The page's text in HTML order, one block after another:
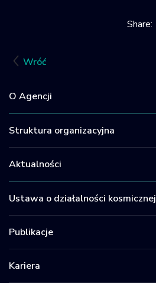
Wróć
O Agencji
Struktura organizacyjna
Aktualności
Ustawa o działalności kosmicznej
Publikacje
Kariera
Share: